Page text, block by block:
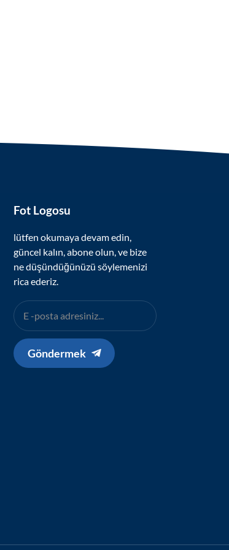
Fot Logosu
lütfen okumaya devam edin,
güncel kalın, abone olun, ve bize
ne düşündüğünüzü söylemenizi
rica ederiz.
Göndermek